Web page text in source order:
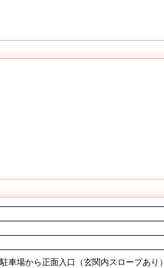
車場から正面入口（玄関内スロープあり）